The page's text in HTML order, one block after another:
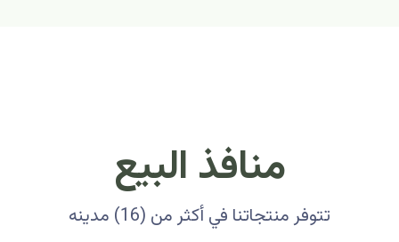
منافذ البيع
تتوفر منتجاتنا في أكثر من (16) مدينه